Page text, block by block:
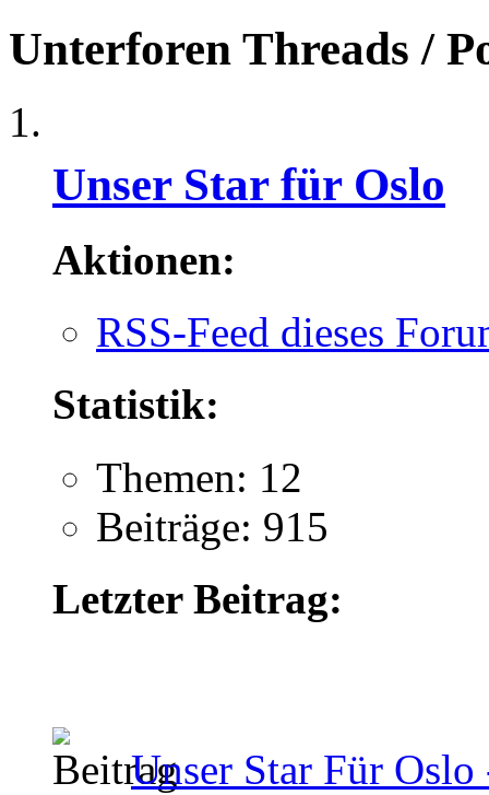
Unterforen Threads /
Unser Star für Oslo
Aktionen:
RSS-Feed dieses
Statistik:
Themen: 12
Beiträge: 915
Letzter Beitrag:
Unser Star Für